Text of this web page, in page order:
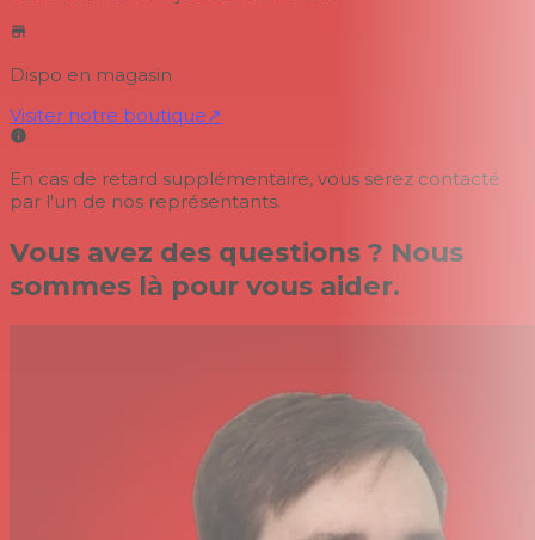
Dispo en magasin
Visiter notre boutique↗
En cas de retard supplémentaire, vous serez contacté
par l'un de nos représentants.
Vous avez des questions ? Nous
sommes là pour vous aider.